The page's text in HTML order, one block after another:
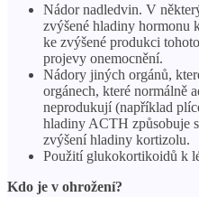
Nádor nadledvin. V
zvýšené hladiny hormonu
ke zvýšené produkci
projevy onemocnění.
Nádory jiných orgánů,
orgánech, které normálně
neprodukují (například
hladiny ACTH způsobuje
zvýšení hladiny kortizolu.
Použití glukokortikoidů k
Kdo je v ohrožení?